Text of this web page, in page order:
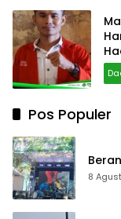
Pos Populer
8